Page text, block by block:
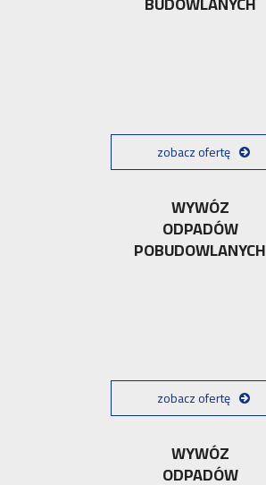
zobacz ofertę
WYWÓZ
ODPADÓW
POBUDOWLANYCH
zobacz ofertę
WYWÓZ
ODPADÓW